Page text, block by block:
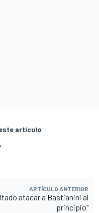
artículo
ARTÍCULO ANTERIOR
atacar a Bastianini al
principio"